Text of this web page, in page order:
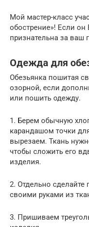
Мой мастер-класс
обострение»! Если он
признательна за ваш
Одежда для
Обезьянка пошитая
озорной, если
или пошить одежду.
1. Берем обычную
карандашом точки
вырезаем. Ткань
чтобы сложить его
изделия.
2. Отдельно сделайте
своими руками из
3. Пришиваем